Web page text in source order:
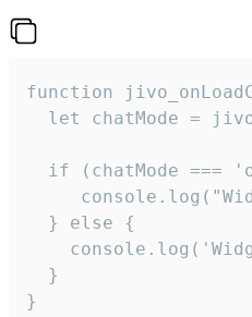
function
let chatMode =
if (chatMode ===
  } else {
  }
}